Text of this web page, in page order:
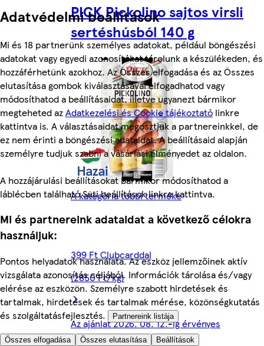
Adatvédelmi beállítások
Mi és 18 partnerünk személyes adatokat, például böngészési
adatokat vagy egyedi azonosítókat tárolunk a készülékeden, és
hozzáférhetünk azokhoz. Az Összes elfogadása és az Összes
elutasítása gombok kiválasztásával elfogadhatod vagy
módosíthatod a beállításaidat, illetve ugyanezt bármikor
megteheted azAdatkezelési és Cookie tájékoztató linkre
kattintva is. A választásaidat megosztjuk a partnereinkkel, de
ez nem érinti a böngészési adataidat. A beállításaid alapján
személyre tudjuk szabni a vásárlási élményedet az oldalon.
A hozzájárulási beállításokat bármikor módosíthatod a
láblécben található Süti beállítások linkre kattintva.
Mi és partnereink adataidat a következő célokra
használjuk:
Pontos helyadatok használata. Az eszköz jellemzőinek aktív
vizsgálata azonosítás céljából. Információk tárolása és/vagy
elérése az eszközön. Személyre szabott hirdetések és
tartalmak, hirdetések és tartalmak mérése, közönségkutatás
és szolgáltatásfejlesztés.
Partnereink listája
Összes elfogadása Összes elutasítása Beállítások
PICK Pickolino sajtos virsli
sertéshúsból 140 g
A kategória többi terméke
399 Ft Clubcarddal
(2850 Ft/kg)
Az ajánlat 2026. 08. 12.-ig érvényes